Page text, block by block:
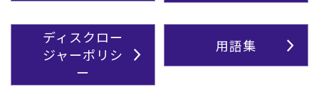
ディスクロー
ジャーポリシ
ー
用語集